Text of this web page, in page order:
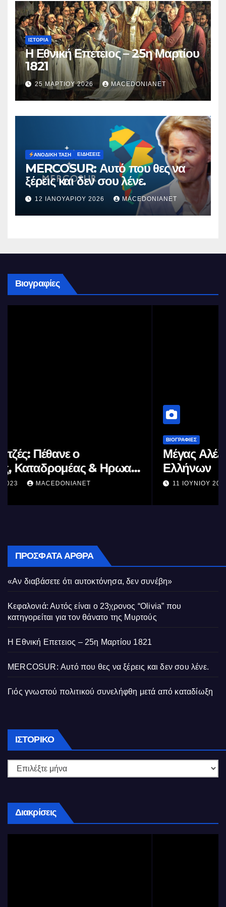
ΙΣΤΟΡΊΑ
Η Εθνική Επετειος – 25η Μαρτίου
1821
25 ΜΑΡΤΊΟΥ 2026 MACEDONIANET
ΑΝΟΔΙΚΉ ΤΆΣΗ ΕΙΔΉΣΕΙΣ
MERCOSUR: Αυτό που θες να
ξέρεις και δεν σου λένε.
12 ΙΑΝΟΥΑΡΊΟΥ 2026 MACEDONIANET
Βιογραφίες
Μέγας Αλέξανδρος: Ο μέγιστος των
Ελλήνων
11 ΙΟΥΝΊΟΥ 2023
ΠΡΌΣΦΑΤΑ ΆΡΘΡΑ
«Αν διαβάσετε ότι αυτοκτόνησα, δεν συνέβη»
Κεφαλονιά: Αυτός είναι ο 23χρονος “Olivia” που
κατηγορείται για τον θάνατο της Μυρτούς
Η Εθνική Επετειος – 25η Μαρτίου 1821
MERCOSUR: Αυτό που θες να ξέρεις και δεν σου λένε.
Γιός γνωστού πολιτικού συνελήφθη μετά από καταδίωξη
ΙΣΤΟΡΙΚΌ Ιστορικό
Διακρίσεις